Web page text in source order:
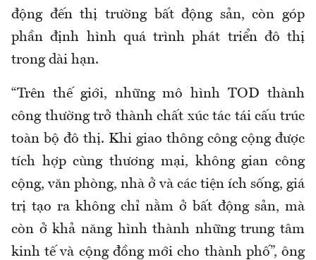
động đến thị trường bất động sản, còn góp
phần định hình quá trình phát triển đô thị
trong dài hạn.
“Trên thế giới, những mô hình TOD thành
công thường trở thành chất xúc tác tái cấu trúc
toàn bộ đô thị. Khi giao thông công cộng được
tích hợp cùng thương mại, không gian công
cộng, văn phòng, nhà ở và các tiện ích sống, giá
trị tạo ra không chỉ nằm ở bất động sản, mà
còn ở khả năng hình thành những trung tâm
kinh tế và cộng đồng mới cho thành phố”, ông